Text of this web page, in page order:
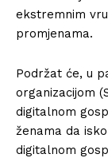
ekstremnim
promjenama.
Podržat će, u
organizacijom
digitalnom
ženama da
digitalnom